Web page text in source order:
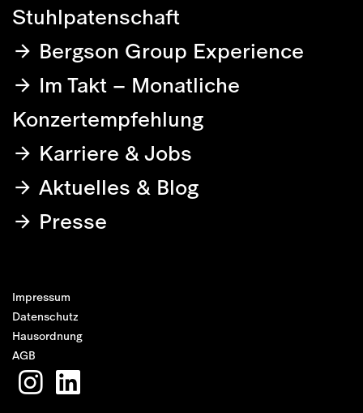
Stuhlpatenschaft
Bergson Group Experience
Im Takt – Monatliche
Konzertempfehlung
Karriere & Jobs
Aktuelles & Blog
Presse
Impressum
Datenschutz
Hausordnung
AGB